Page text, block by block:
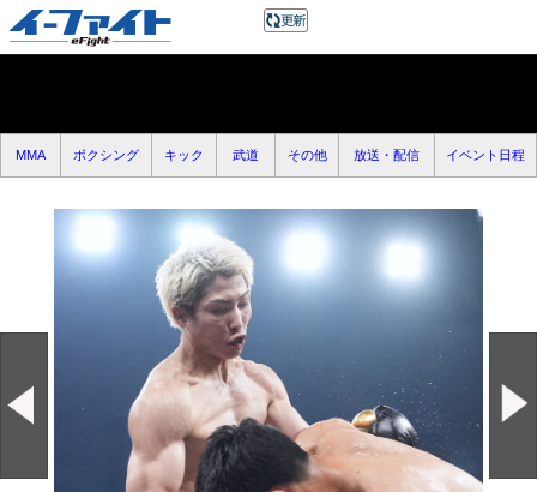
MMA ボクシング キック 武道 その他 放送・配信 イベント日程